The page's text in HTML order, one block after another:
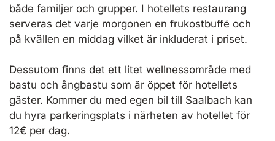
både familjer och grupper. I hotellets restaurang
serveras det varje morgonen en frukostbuffé och
på kvällen en middag vilket är inkluderat i priset.
Dessutom finns det ett litet wellnessområde med
bastu och ångbastu som är öppet för hotellets
gäster. Kommer du med egen bil till Saalbach kan
du hyra parkeringsplats i närheten av hotellet för
12€ per dag.